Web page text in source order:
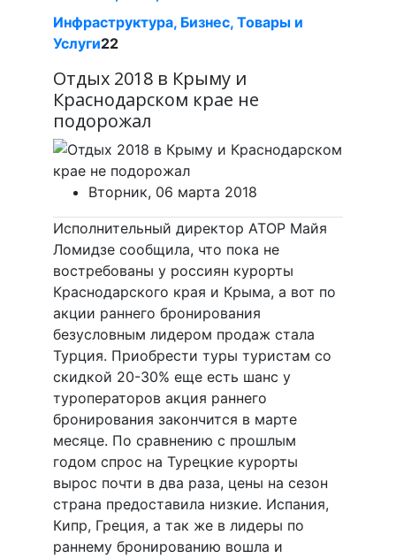
Инфраструктура, Бизнес, Товары и
Услуги22
Отдых 2018 в Крыму и
Краснодарском крае не
подорожал
Вторник, 06 марта 2018
Исполнительный директор АТОР Майя
Ломидзе сообщила, что пока не
востребованы у россиян курорты
Краснодарского края и Крыма, а вот по
акции раннего бронирования
безусловным лидером продаж стала
Турция. Приобрести туры туристам со
скидкой 20-30% еще есть шанс у
туроператоров акция раннего
бронирования закончится в марте
месяце. По сравнению с прошлым
годом спрос на Турецкие курорты
вырос почти в два раза, цены на сезон
страна предоставила низкие. Испания,
Кипр, Греция, а так же в лидеры по
раннему бронированию вошла и